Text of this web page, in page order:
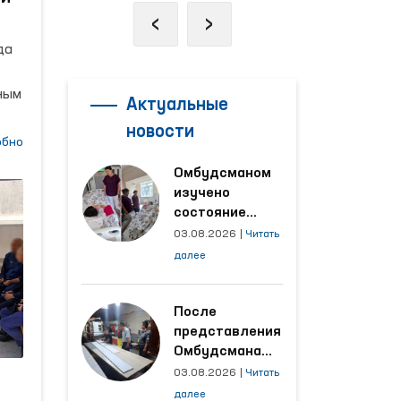
‹ ›
Актуальные
новости
Омбудсманом
изучено
состояние
женщины,
пострадавшей от
области
03.08.2026
Читать
далее
После
представления
Омбудсмана
улучшены
условия на
03.08.2026
Читать
далее